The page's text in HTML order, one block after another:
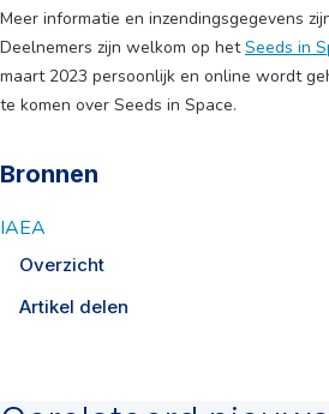
Meer informatie en inzendingsgegevens
Deelnemers zijn welkom op hetSeeds in
maart 2023 persoonlijk en online wordt
te komen over Seeds in Space.
Bronnen
IAEA
Overzicht
Artikel delen